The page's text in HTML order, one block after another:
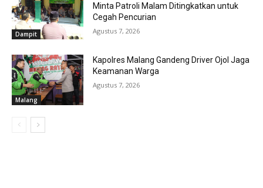
Dampit
Minta Patroli Malam Ditingkatkan untuk
Cegah Pencurian
Agustus 7, 2026
Malang
Kapolres Malang Gandeng Driver Ojol Jaga
Keamanan Warga
Agustus 7, 2026